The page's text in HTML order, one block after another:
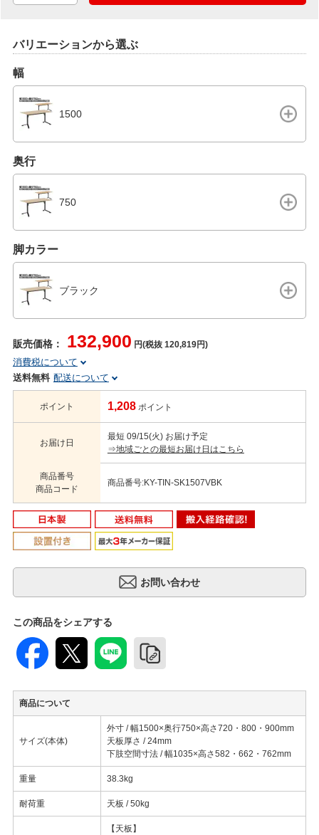
バリエーションから選ぶ
幅
1500
奥行
750
脚カラー
ブラック
販売価格： 132,900 円(税抜 120,819円)
消費税について
送料無料 配送について
ポイント 1,208 ポイント
お届け日
最短 09/15(火) お届け予定
⇒地域ごとの最短お届け日はこちら
商品番号
商品コード
商品番号:KY-TIN-SK1507VBK
この商品をシェアする
商品について
サイズ(本体)
外寸 / 幅1500×奥行750×高さ720・800・900mm
天板厚さ / 24mm
下肢空間寸法 / 幅1035×高さ582・662・762mm
重量 38.3kg
耐荷重 天板 / 50kg
【天板】